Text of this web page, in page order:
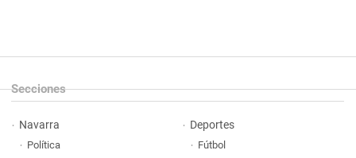
Secciones
Navarra
Política
Deportes
Fútbol